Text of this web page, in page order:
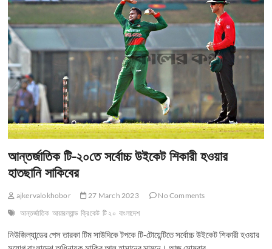
খুবই
আন্তর্জাতিক টি-২০তে সর্বোচ্চ উইকেট শিকারী হওয়ার
হাতছানি সাকিবের
ajkervalokhobor 27 March 2023
No Comments
আন্তর্জাতিক আয়ারল্যান্ড ক্রিকেট টি ২০ বাংলাদেশ
নিউজিল্যান্ডের পেস তারকা টিম সাউদিকে টপকে টি-টোয়েন্টিতে সর্বোচ্চ উইকেট শিকারী হওয়ার